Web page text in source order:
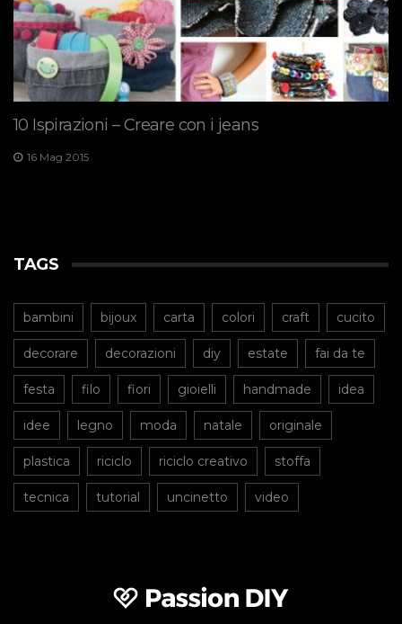
10 Ispirazioni – Creare con i jeans
16 Mag 2015
TAGS
bambini bijoux carta colori craft cucito
decorare decorazioni diy estate fai da te
festa filo fiori gioielli handmade idea
idee legno moda natale originale
plastica riciclo riciclo creativo stoffa
tecnica tutorial uncinetto video